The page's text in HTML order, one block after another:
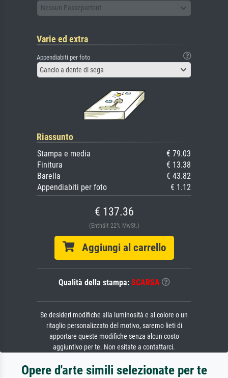
Nessun Passepartout
Varie ed extra
Appendiabiti per foto
Gancio a dente di sega
Riassunto
Stampa e media
€ 79.03
Finitura
€ 13.38
Barella
€ 43.82
Appendiabiti per foto
€ 1.12
€ 137.36
(Enthält 22% MwSt.)
Aggiungi al carrello
Qualità della stampa: SCARSA
Se desideri modifiche alla luminosità e al colore o un
ritaglio personalizzato del motivo, saremo lieti di
apportare queste modifiche senza alcun costo
aggiuntivo per te. Non esitate a contattarci.
Opere d'arte simili selezionate per te